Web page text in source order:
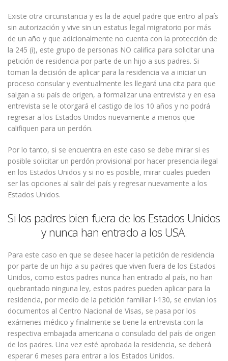
Existe otra circunstancia y es la de aquel padre que entro al país
sin autorización y vive sin un estatus legal migratorio por más
de un año y que adicionalmente no cuenta con la protección de
la 245 (i), este grupo de personas NO califica para solicitar una
petición de residencia por parte de un hijo a sus padres. Si
toman la decisión de aplicar para la residencia va a iniciar un
proceso consular y eventualmente les llegará una cita para que
salgan a su país de origen, a formalizar una entrevista y en esa
entrevista se le otorgará el castigo de los 10 años y no podrá
regresar a los Estados Unidos nuevamente a menos que
califiquen para un perdón.
Por lo tanto, si se encuentra en este caso se debe mirar si es
posible solicitar un perdón provisional por hacer presencia ilegal
en los Estados Unidos y si no es posible, mirar cuales pueden
ser las opciones al salir del país y regresar nuevamente a los
Estados Unidos.
Si los padres bien fuera de los Estados Unidos
y nunca han entrado a los USA.
Para este caso en que se desee hacer la petición de residencia
por parte de un hijo a su padres que viven fuera de los Estados
Unidos, como estos padres nunca han entrado al país, no han
quebrantado ninguna ley, estos padres pueden aplicar para la
residencia, por medio de la petición familiar I-130, se envían los
documentos al Centro Nacional de Visas, se pasa por los
exámenes médico y finalmente se tiene la entrevista con la
respectiva embajada americana o consulado del país de origen
de los padres. Una vez esté aprobada la residencia, se deberá
esperar 6 meses para entrar a los Estados Unidos.